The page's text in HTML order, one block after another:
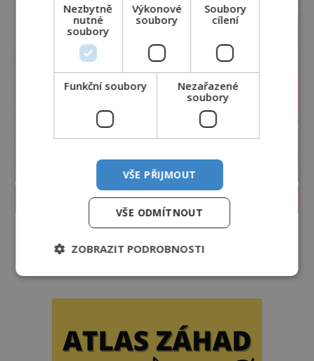
PROLISTOVAT ČASOPIS
Nezbytně
nutné
soubory
Výkonové
soubory
Soubory
cílení
Funkční soubory
Nezařazené
soubory
VŠE PŘIJMOUT
VŠE ODMÍTNOUT
ZOBRAZIT PODROBNOSTI